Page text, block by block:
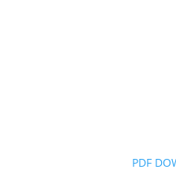
PDF